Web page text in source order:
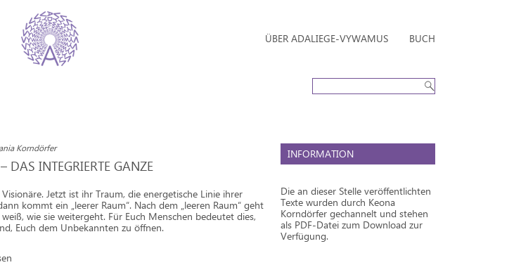
ÜBER ADALIEGE-VYWAMUS BUCH
Korndörfer
INTEGRIERTE GANZE
Jetzt ist ihr Traum, die energetische Linie ihrer
kommt ein „leerer Raum“. Nach dem „leeren Raum“ geht
wie sie weitergeht. Für Euch Menschen bedeutet dies,
Euch dem Unbekannten zu öffnen.
INFORMATION
Die an dieser Stelle veröffentlichten
Texte wurden durch Keona
Korndörfer gechannelt und stehen
als PDF-Datei zum Download zur
Verfügung.